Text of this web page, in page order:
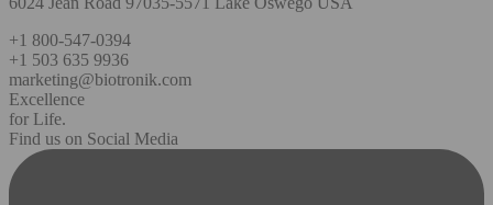
+1 800-547-0394
+1 503 635 9936
marketing@biotronik.com
Excellence
for Life.
Find us on Social Media